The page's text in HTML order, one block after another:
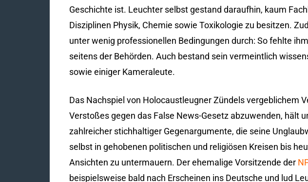
Geschichte ist. Leuchter selbst gestand daraufhin, kaum
Disziplinen Physik, Chemie sowie Toxikologie zu besitzen.
unter wenig professionellen Bedingungen durch: So fehlte
seitens der Behörden. Auch bestand sein vermeintlich
sowie einiger Kameraleute.
Das Nachspiel von Holocaustleugner Zündels vergeblichem
Verstoßes gegen das False News-Gesetz abzuwenden, hält
zahlreicher stichhaltiger Gegenargumente, die seine
selbst in gehobenen politischen und religiösen Kreisen bis
Ansichten zu untermauern. Der ehemalige Vorsitzende der
beispielsweise bald nach Erscheinen ins Deutsche und lud